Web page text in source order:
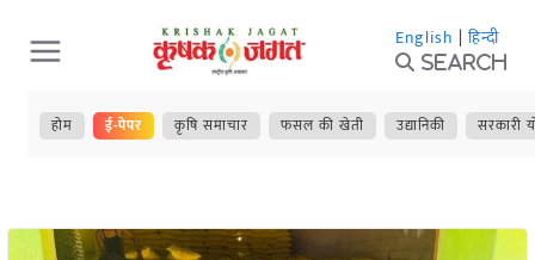
Skip
to
content
English | हिन्दी
Search
होम ई-पेपर कृषि समाचार फसल की खेती उद्यानिकी सरकारी